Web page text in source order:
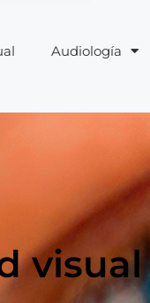
Audiología